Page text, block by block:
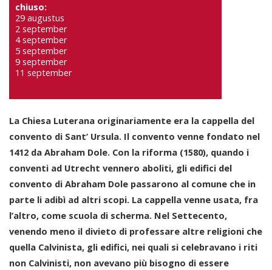
chiuso:
29 augustus
2 september
4 september
5 september
9 september
11 september
La Chiesa Luterana originariamente era la cappella del
convento di Sant’ Ursula. Il convento venne fondato nel
1412 da Abraham Dole. Con la riforma (1580), quando i
conventi ad Utrecht vennero aboliti, gli edifici del
convento di Abraham Dole passarono al comune che in
parte li adibì ad altri scopi. La cappella venne usata, fra
l’altro, come scuola di scherma. Nel Settecento,
venendo meno il divieto di professare altre religioni che
quella Calvinista, gli edifici, nei quali si celebravano i riti
non Calvinisti, non avevano più bisogno di essere